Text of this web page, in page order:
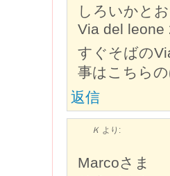
しろいかと
Via del leone
すぐそばの
事はこちら
返信
Ｋ より:
Marcoさま